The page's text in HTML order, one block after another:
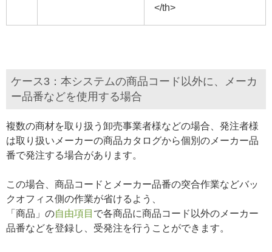
</th>
ケース3：本システムの商品コード以外に、メーカ
ー品番などを使用する場合
複数の商材を取り扱う卸売事業者様などの場合、発注者様
は取り扱いメーカーの商品カタログから個別のメーカー品
番で発注する場合があります。
この場合、商品コードとメーカー品番の突合作業などバッ
クオフィス側の作業が省けるよう、
「商品」の自由項目 で各商品に商品コード以外のメーカー
品番などを登録し、受発注を行うことができます。